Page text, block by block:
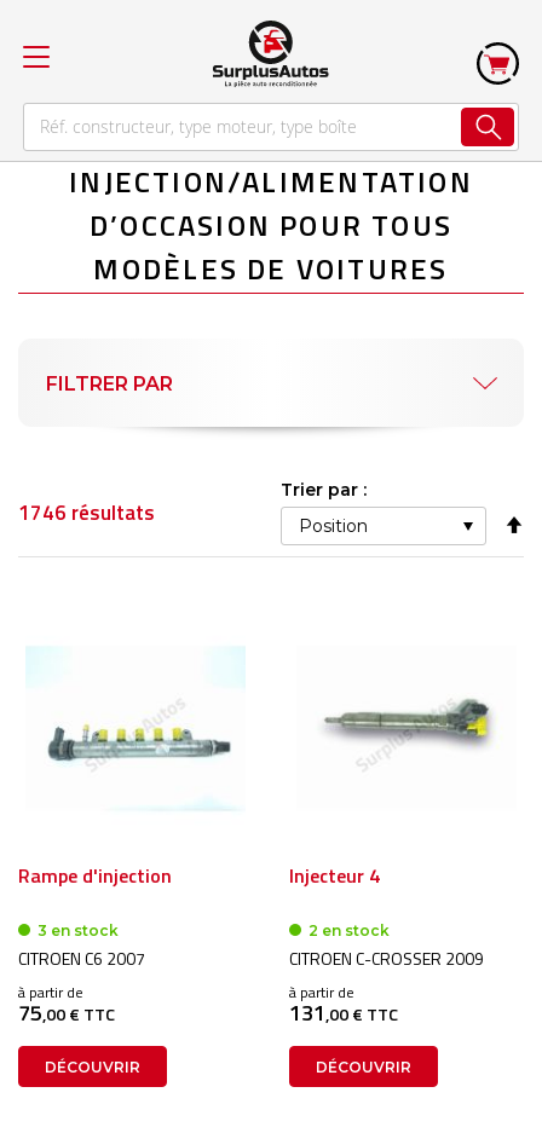
INJECTION/ALIMENTATION
D’OCCASION POUR TOUS
MODÈLES DE VOITURES
1746 résultats
Trier par :
Rampe d'injection
3 en stock
CITROEN C6 2007
à partir de
75,00 € TTC
DÉCOUVRIR
Injecteur 4
2 en stock
CITROEN C-CROSSER 2009
à partir de
131,00 € TTC
DÉCOUVRIR
FILTRER PAR